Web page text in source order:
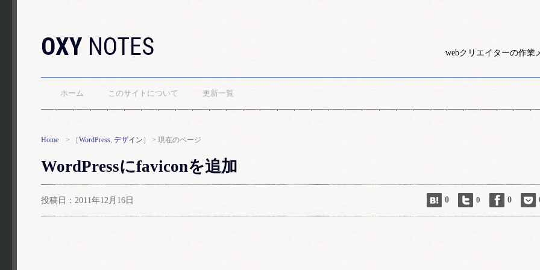
OXY NOTES webクリエイターの作業
ホーム このサイトについて 更新一覧
Home > ［WordPress, デザイン ］ > 現在のページ
WordPressにfaviconを追加
投稿日：2011年12月16日 0 0 0